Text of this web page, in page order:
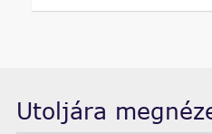
Utoljára